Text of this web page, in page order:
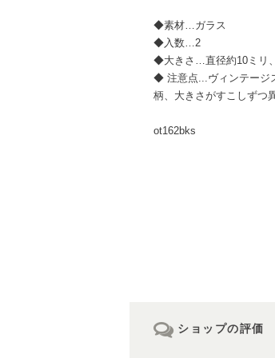
◆素材…ガラス
◆入数…2
◆大きさ…直径約10ミリ
◆ 注意点...ヴィンテージ
柄、大きさがすこしずつ
ot162bks
ショップの評価